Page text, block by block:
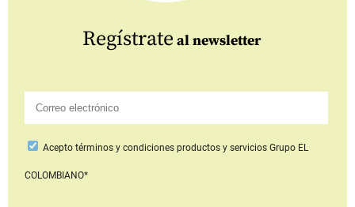
Regístrate al newsletter
Aceptotérminos y condiciones productos y serviciosGrupo EL
COLOMBIANO*